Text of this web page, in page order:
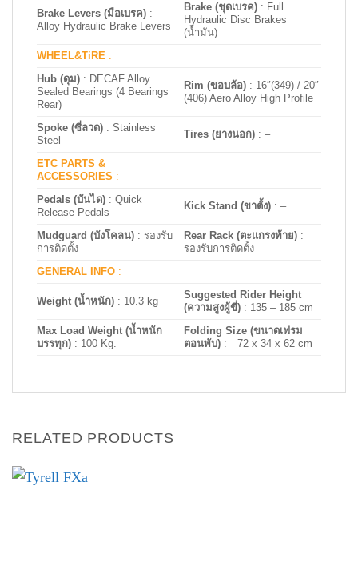
Brake Levers (มือเบรค) :
Alloy Hydraulic Brake Levers
Brake (ชุดเบรค) : Full
Hydraulic Disc Brakes
(น้ำมัน)
WHEEL&TiRE :
Hub (ดุม) : DECAF Alloy
Sealed Bearings (4 Bearings
Rear)
Rim (ขอบล้อ) : 16″(349) / 20″
(406) Aero Alloy High Profile
Spoke (ซี่ลวด) : Stainless
Steel
Tires (ยางนอก) : –
ETC PARTS &
ACCESSORIES :
Pedals (บันได) : Quick
Release Pedals
Kick Stand (ขาตั้ง) :–
Mudguard (บังโคลน) : รองรับ
การติดตั้ง
Rear Rack (ตะแกรงท้าย) :
รองรับการติดตั้ง
GENERAL INFO :
Weight (น้ำหนัก) : 10.3 kg
Suggested Rider Height
(ความสูงผู้ขี่) : 135 – 185 cm
Max Load Weight (น้ำหนัก
บรรทุก) : 100 Kg.
Folding Size (ขนาดเฟรม
ตอนพับ) : 72 x 34 x 62 cm
RELATED PRODUCTS